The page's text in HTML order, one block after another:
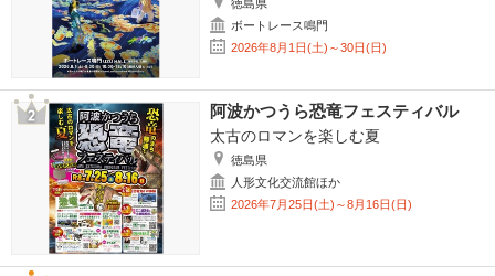
徳島県
ボートレース鳴門
2026年8月1日(土)～30日(日)
阿波かつうら恐竜フェスティバル
太古のロマンを楽しむ夏
徳島県
人形文化交流館ほか
2026年7月25日(土)～8月16日(日)